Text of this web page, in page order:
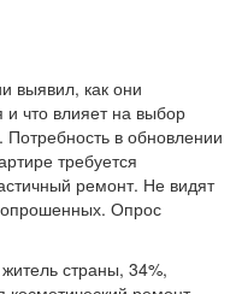
выявил, как они
и что влияет на выбор
в обновлении
требуется
ремонт. Не видят
Опрос
страны, 34%,